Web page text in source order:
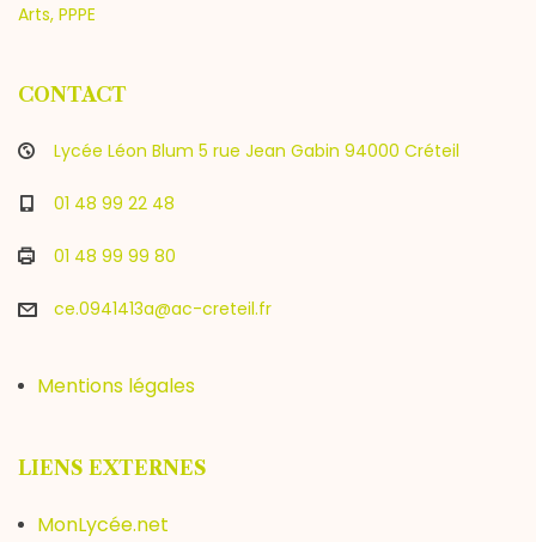
Arts, PPPE
CONTACT
Lycée Léon Blum 5 rue Jean Gabin 94000 Créteil
01 48 99 22 48
01 48 99 99 80
ce.0941413a@ac-creteil.fr
Mentions légales
LIENS EXTERNES
MonLycée.net